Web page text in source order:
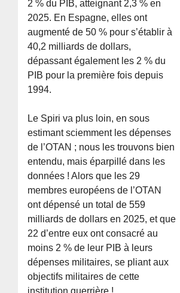
2 % du PIB, atteignant 2,3 % en
2025. En Espagne, elles ont
augmenté de 50 % pour s’établir à
40,2 milliards de dollars,
dépassant également les 2 % du
PIB pour la première fois depuis
1994.
Le Spiri va plus loin, en sous
estimant sciemment les dépenses
de l’OTAN ; nous les trouvons bien
entendu, mais éparpillé dans les
données ! Alors que les 29
membres européens de l’OTAN
ont dépensé un total de 559
milliards de dollars en 2025, et que
22 d’entre eux ont consacré au
moins 2 % de leur PIB à leurs
dépenses militaires, se pliant aux
objectifs militaires de cette
institution guerrière !